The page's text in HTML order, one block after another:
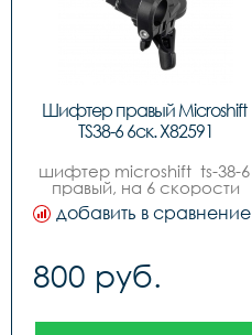
Шифтер правый Microshift
TS38-6 6ск. Х82591
шифтер microshift  ts-38-6
правый, на 6 скорости
добавить в сравнение
800 руб.